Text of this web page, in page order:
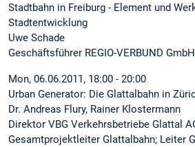
Stadtbahn in Freiburg - Element und
Stadtentwicklung
Uwe Schade
Geschäftsführer REGIO-VERBUND
Mon, 06.06.2011, 18:00 - 20:00
Urban Generator: Die Glattalbahn in
Dr. Andreas Flury, Rainer Klostermann
Direktor VBG Verkehrsbetriebe Glattal
Gesamtprojektleiter Glattalbahn; Leiter